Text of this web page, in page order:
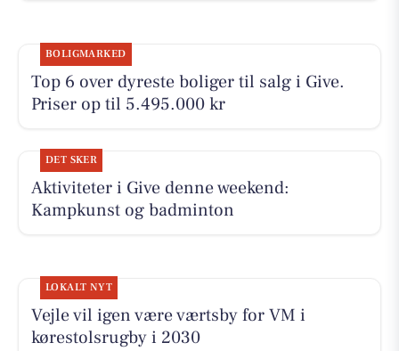
BOLIGMARKED
Top 6 over dyreste boliger til salg i Give.
Priser op til 5.495.000 kr
DET SKER
Aktiviteter i Give denne weekend:
Kampkunst og badminton
LOKALT NYT
Vejle vil igen være værtsby for VM i
kørestolsrugby i 2030